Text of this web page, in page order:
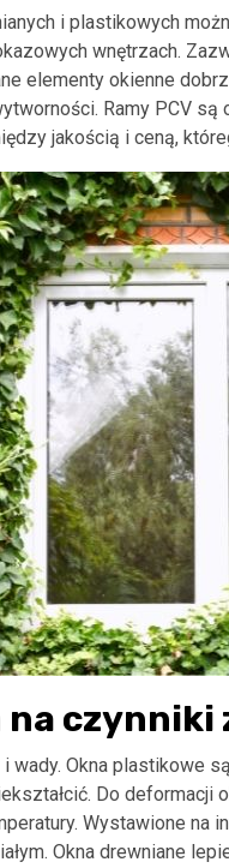
i plastikowych
wnętrzach.
elementy okienne
Ramy PCV
jakością i ceną,
na
wady. Okna plastikowe
Do
Wystawione na
Okna drewniane